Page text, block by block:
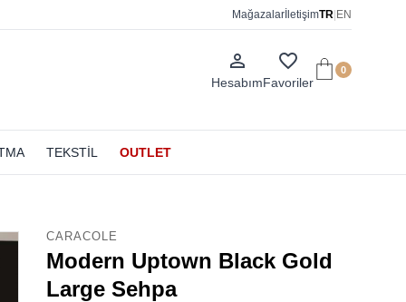
Mağazalar İletişimTR EN
person_outline
Hesabım
favorite_border
Favoriler
0
TEKSTİL OUTLET
CARACOLE
Modern Uptown Black Gold
Large Sehpa